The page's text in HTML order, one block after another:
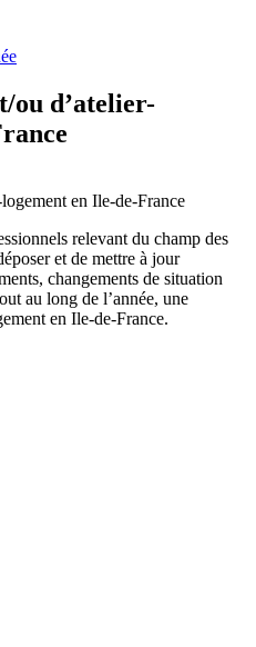
ou d’atelier-
en Ile-de-France
relevant du champ des
et de mettre à jour
changements de situation
au long de l’année, une
en Ile-de-France.